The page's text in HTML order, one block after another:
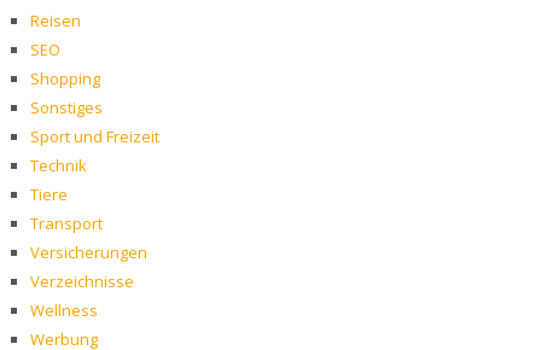
Reisen
SEO
Shopping
Sonstiges
Sport und Freizeit
Technik
Tiere
Transport
Versicherungen
Verzeichnisse
Wellness
Werbung